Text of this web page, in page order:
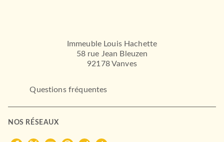
11/10/2023
Immeuble Louis Hachette
58 rue Jean Bleuzen
92178 Vanves
Questions fréquentes
NOS RÉSEAUX